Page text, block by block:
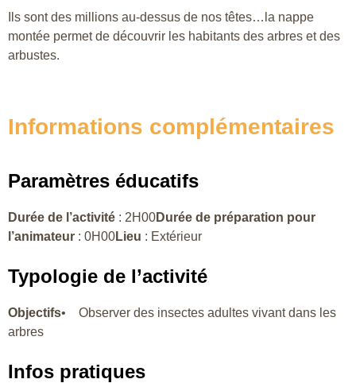
Ils sont des millions au-dessus de nos têtes…la nappe
montée permet de découvrir les habitants des arbres et des
arbustes.
Informations complémentaires
Paramètres éducatifs
Durée de l’activité : 2H00Durée de préparation pour
l’animateur : 0H00Lieu : Extérieur
Typologie de l’activité
Objectifs• Observer des insectes adultes vivant dans les
arbres
Infos pratiques